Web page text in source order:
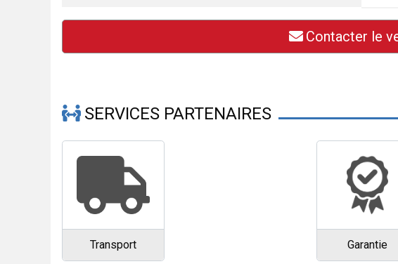
Contacter le
SERVICES PARTENAIRES
Transport Garantie